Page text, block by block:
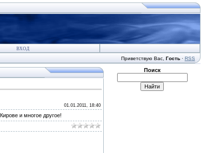
ВХОД
Приветствую Вас Гость · RSS
01.01.2011, 18:40
и многое другое!
Поиск